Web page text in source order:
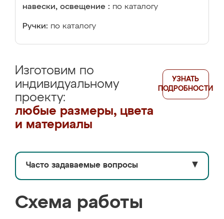
навески, освещение : по каталогу
Ручки: по каталогу
Изготовим по
индивидуальному
проекту:
любые размеры, цвета
и материалы
УЗНАТЬ
ПОДРОБНОСТИ
Часто задаваемые вопросы ▼
Схема работы